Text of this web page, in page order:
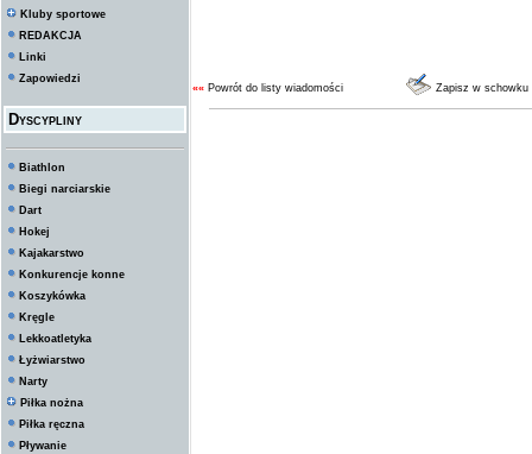
Kluby sportowe
REDAKCJA
Linki
Zapowiedzi
Dyscypliny
Biathlon
Biegi narciarskie
Dart
Hokej
Kajakarstwo
Konkurencje konne
Koszykówka
Kręgle
Lekkoatletyka
Łyżwiarstwo
Narty
Piłka nożna
Piłka ręczna
Pływanie
«« Powrót do listy wiadomości Zapisz w schowku